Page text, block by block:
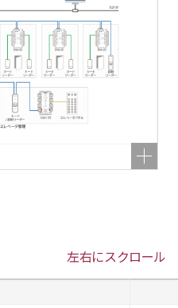
左右にスクロール